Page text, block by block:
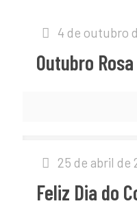
4 de outubro
Outubro Rosa
25 de abril de
Feliz Dia do